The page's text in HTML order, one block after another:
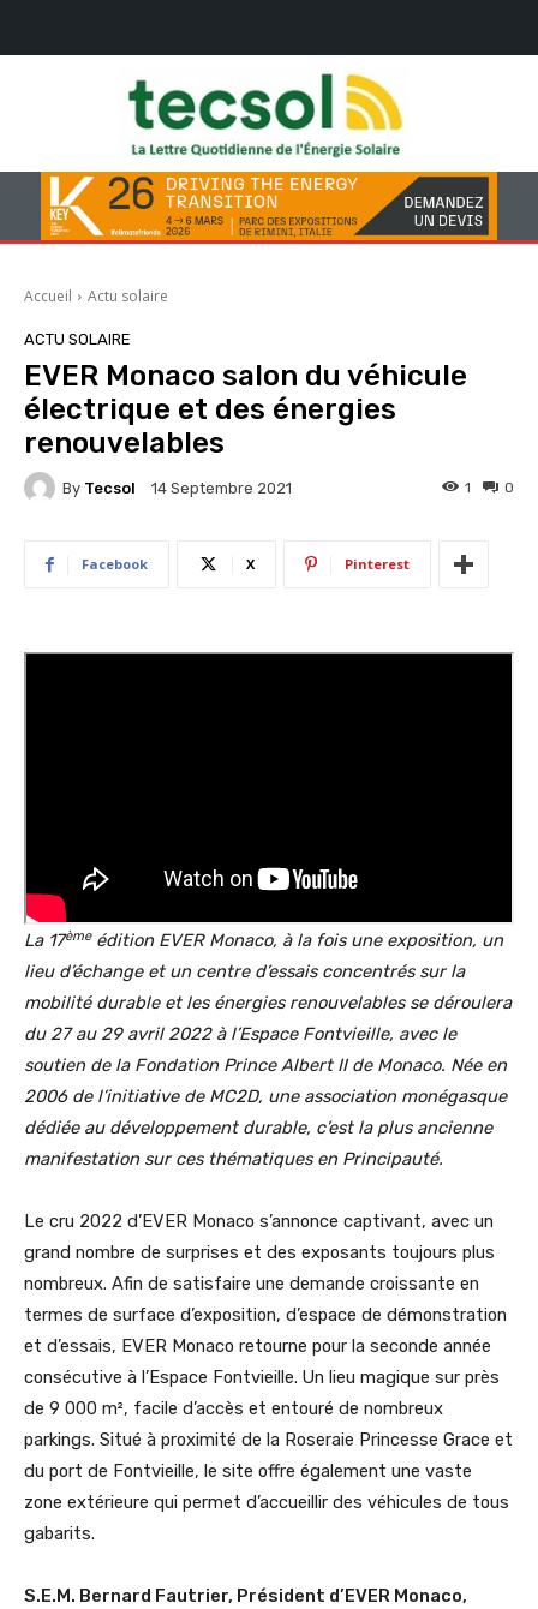
Accueil Actu solaire
ACTU SOLAIRE
EVER Monaco salon du véhicule
électrique et des énergies
renouvelables
By Tecsol 14 Septembre 2021 0
1
Facebook X Pinterest
La 17èmeédition EVER Monaco, à la fois une exposition, un
lieu d’échange et un centre d’essais concentrés sur la
mobilité durable et les énergies renouvelables se déroulera
du 27 au 29 avril 2022 à l’Espace Fontvieille, avec le
soutien de la Fondation Prince Albert II de Monaco. Née en
2006 de l’initiative de MC2D, une association monégasque
dédiée au développement durable, c’est la plus ancienne
manifestation sur ces thématiques en Principauté.
Le cru 2022 d’EVER Monaco s’annonce captivant, avec un
grand nombre de surprises et des exposants toujours plus
nombreux. Afin de satisfaire une demande croissante en
termes de surface d’exposition, d’espace de démonstration
et d’essais, EVER Monaco retourne pour la seconde année
consécutive à l’Espace Fontvieille. Un lieu magique sur près
de 9 000 m², facile d’accès et entouré de nombreux
parkings. Situé à proximité de la Roseraie Princesse Grace et
du port de Fontvieille, le site offre également une vaste
zone extérieure qui permet d’accueillir des véhicules de tous
gabarits.
S.E.M. Bernard Fautrier, Président d’EVER Monaco,